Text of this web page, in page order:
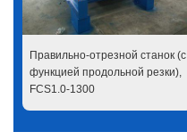
Правильно-отрезной станок (с
функцией продольной резки),
FCS1.0-1300